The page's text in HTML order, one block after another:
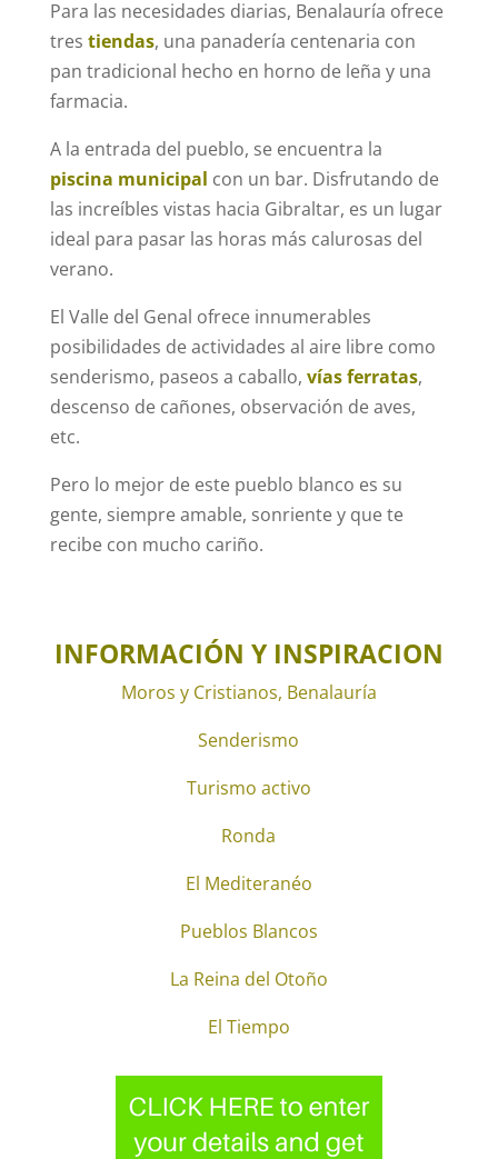
Para las necesidades diarias, Benalauría ofrece
tres tiendas, una panadería centenaria con
pan tradicional hecho en horno de leña y una
farmacia.
A la entrada del pueblo, se encuentra la
piscina municipal con un bar. Disfrutando de
las increíbles vistas hacia Gibraltar, es un lugar
ideal para pasar las horas más calurosas del
verano.
El Valle del Genal ofrece innumerables
posibilidades de actividades al aire libre como
senderismo, paseos a caballo, vías ferratas,
descenso de cañones, observación de aves,
etc.
Pero lo mejor de este pueblo blanco es su
gente, siempre amable, sonriente y que te
recibe con mucho cariño.
INFORMACIÓN Y INSPIRACION
Moros y Cristianos, Benalauría
Senderismo
Turismo activo
Ronda
El Mediteranéo
Pueblos Blancos
La Reina del Otoño
El Tiempo